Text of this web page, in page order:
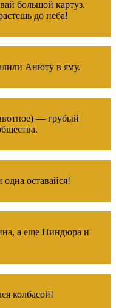
большой картуз.
до неба!
Анюту в яму.
— грубый
оставайся!
а еще Пиндюра и
колбасой!